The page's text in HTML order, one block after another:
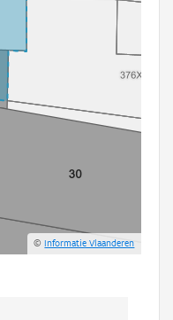
©Informatie Vlaanderen